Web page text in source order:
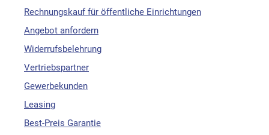
Rechnungskauf für öffentliche Einrichtungen
Angebot anfordern
Widerrufsbelehrung
Vertriebspartner
Gewerbekunden
Leasing
Best-Preis Garantie